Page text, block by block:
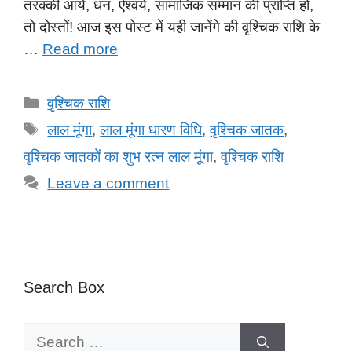
तरक्की आये, धन, ऐश्वर्य, सामाजिक सम्मान की प्राप्ति हो,
तो दोस्तों! आज इस पोस्ट में यही जानेंगे की वृश्चिक राशि के
… Read more
Categories
वृश्चिक राशि
Tags
लाल मूंगा,लाल मूंगा धारण विधि,वृश्चिक जातक,
वृश्चिक जातकों का शुभ रत्न लाल मूंगा,वृश्चिक राशि
Leave a comment
Search Box